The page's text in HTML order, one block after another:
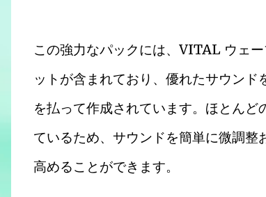
この強力なパックには、VITAL ウェ
ットが含まれており、優れたサウン
を払って作成されています。ほとん
ているため、サウンドを簡単に微調
高めることができます。